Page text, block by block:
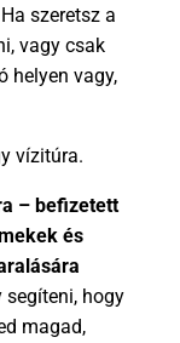
szeretsz a
vagy csak
helyen vagy,
vízitúra.
– befizetett
és
hogy
magad,